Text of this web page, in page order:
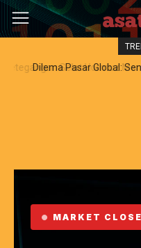
Dilema Pasar Global:
MARKET CLOSE